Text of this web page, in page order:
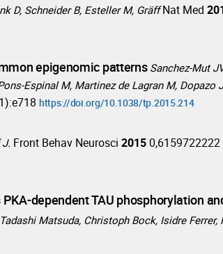
D, Schneider B, Esteller M, Gräff Nat Med
epigenomic patterns Sanchez-Mut
Espinal M, Martinez de Lagran M, Dopazo
https://doi.org/10.1038/tp.2015.214
Front Behav Neurosci 2015 0,6159722222
dependent TAU phosphorylation
Matsuda, Christoph Bock, Isidre Ferrer,